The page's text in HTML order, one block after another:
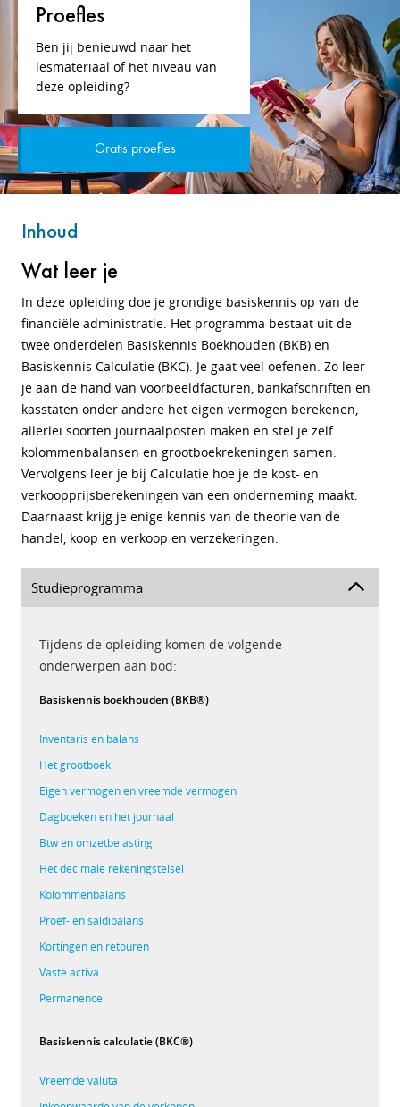
Proefles
Ben jij benieuwd naar het
lesmateriaal of het niveau van
deze opleiding?
Gratis proefles
Inhoud
Wat leer je
In deze opleiding doe je grondige basiskennis op van de
financiële administratie. Het programma bestaat uit de
twee onderdelen Basiskennis Boekhouden (BKB) en
Basiskennis Calculatie (BKC). Je gaat veel oefenen. Zo leer
je aan de hand van voorbeeldfacturen, bankafschriften en
kasstaten onder andere het eigen vermogen berekenen,
allerlei soorten journaalposten maken en stel je zelf
kolommenbalansen en grootboekrekeningen samen.
Vervolgens leer je bij Calculatie hoe je de kost- en
verkoopprijsberekeningen van een onderneming maakt.
Daarnaast krijg je enige kennis van de theorie van de
handel, koop en verkoop en verzekeringen.
Studieprogramma
Tijdens de opleiding komen de volgende
onderwerpen aan bod:
Basiskennis boekhouden (BKB®)
Inventaris en balans
Het grootboek
Eigen vermogen en vreemde vermogen
Dagboeken en het journaal
Btw en omzetbelasting
Het decimale rekeningstelsel
Kolommenbalans
Proef- en saldibalans
Kortingen en retouren
Vaste activa
Permanence
Basiskennis calculatie (BKC®)
Vreemde valuta